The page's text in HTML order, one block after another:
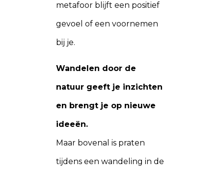
metafoor blijft een positief
gevoel of een voornemen
bij je.
Wandelen door de
natuur geeft je inzichten
en brengt je op nieuwe
ideeën.
Maar bovenal is praten
tijdens een wandeling in de